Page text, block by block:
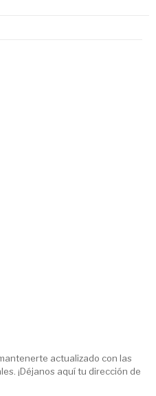
actualizado con las
¡Déjanos aquí tu dirección de